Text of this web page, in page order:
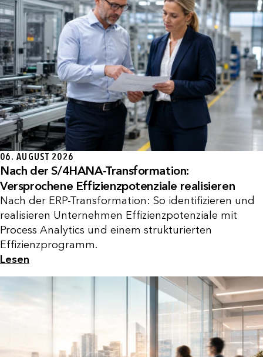
06. AUGUST 2026
Nach der S/4HANA-Transformation:
Versprochene Effizienzpotenziale realisieren
Nach der ERP-Transformation: So identifizieren und
realisieren Unternehmen Effizienzpotenziale mit
Process Analytics und einem strukturierten
Effizienzprogramm.
Lesen